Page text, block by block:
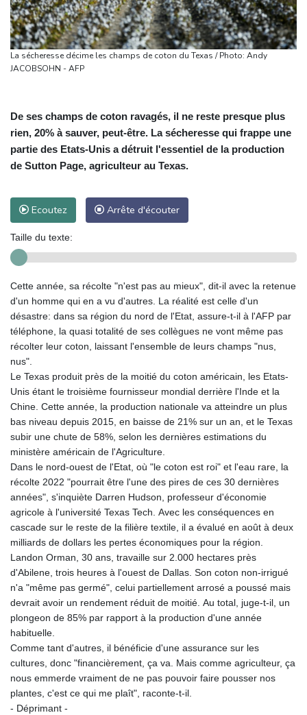
La sécheresse décime les champs de coton du Texas / Photo: Andy
JACOBSOHN - AFP
De ses champs de coton ravagés, il ne reste presque plus
rien, 20% à sauver, peut-être. La sécheresse qui frappe une
partie des Etats-Unis a détruit l'essentiel de la production
de Sutton Page, agriculteur au Texas.
Ecoutez Arrête d'écouter
Taille du texte:
Cette année, sa récolte "n'est pas au mieux", dit-il avec la retenue
d'un homme qui en a vu d'autres. La réalité est celle d'un
désastre: dans sa région du nord de l'Etat, assure-t-il à l'AFP par
téléphone, la quasi totalité de ses collègues ne vont même pas
récolter leur coton, laissant l'ensemble de leurs champs "nus,
nus".
Le Texas produit près de la moitié du coton américain, les Etats-
Unis étant le troisième fournisseur mondial derrière l'Inde et la
Chine. Cette année, la production nationale va atteindre un plus
bas niveau depuis 2015, en baisse de 21% sur un an, et le Texas
subir une chute de 58%, selon les dernières estimations du
ministère américain de l'Agriculture.
Dans le nord-ouest de l'Etat, où "le coton est roi" et l'eau rare, la
récolte 2022 "pourrait être l'une des pires de ces 30 dernières
années", s'inquiète Darren Hudson, professeur d'économie
agricole à l'université Texas Tech. Avec les conséquences en
cascade sur le reste de la filière textile, il a évalué en août à deux
milliards de dollars les pertes économiques pour la région.
Landon Orman, 30 ans, travaille sur 2.000 hectares près
d'Abilene, trois heures à l'ouest de Dallas. Son coton non-irrigué
n'a "même pas germé", celui partiellement arrosé a poussé mais
devrait avoir un rendement réduit de moitié. Au total, juge-t-il, un
plongeon de 85% par rapport à la production d'une année
habituelle.
Comme tant d'autres, il bénéficie d'une assurance sur les
cultures, donc "financièrement, ça va. Mais comme agriculteur, ça
nous emmerde vraiment de ne pas pouvoir faire pousser nos
plantes, c'est ce qui me plaît", raconte-t-il.
- Déprimant -